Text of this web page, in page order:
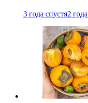
3 года спустя2